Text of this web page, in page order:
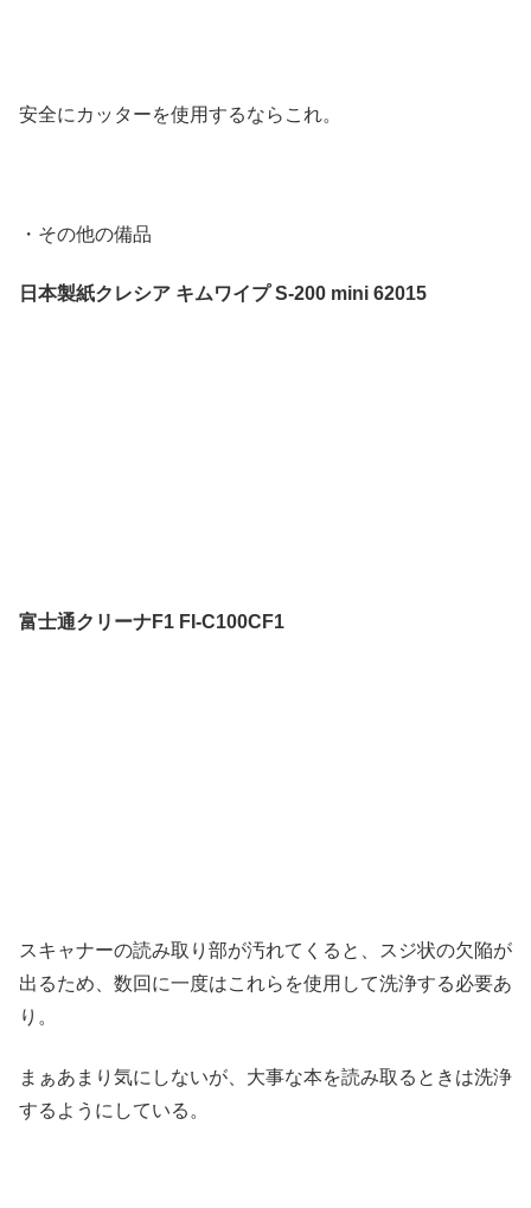
安全にカッターを使用するならこれ。
・その他の備品
日本製紙クレシア キムワイプ S-200 mini 62015
富士通クリーナF1 FI-C100CF1
スキャナーの読み取り部が汚れてくると、スジ状の欠陥が
出るため、数回に一度はこれらを使用して洗浄する必要あ
り。
まぁあまり気にしないが、大事な本を読み取るときは洗浄
するようにしている。